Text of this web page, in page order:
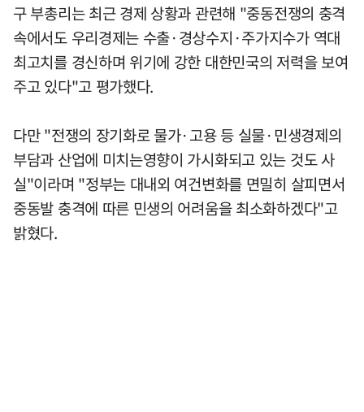
구 부총리는 최근 경제 상황과 관련해 "중동전쟁의 충격
속에서도 우리경제는 수출·경상수지·주가지수가 역대
최고치를 경신하며 위기에 강한 대한민국의 저력을 보여
주고 있다"고 평가했다.
다만 "전쟁의 장기화로 물가·고용 등 실물·민생경제의
부담과 산업에 미치는영향이 가시화되고 있는 것도 사
실"이라며 "정부는 대내외 여건변화를 면밀히 살피면서
중동발 충격에 따른 민생의 어려움을 최소화하겠다"고
밝혔다.